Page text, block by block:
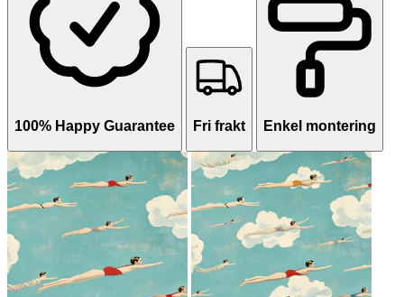
100% Happy Guarantee Fri frakt Enkel montering